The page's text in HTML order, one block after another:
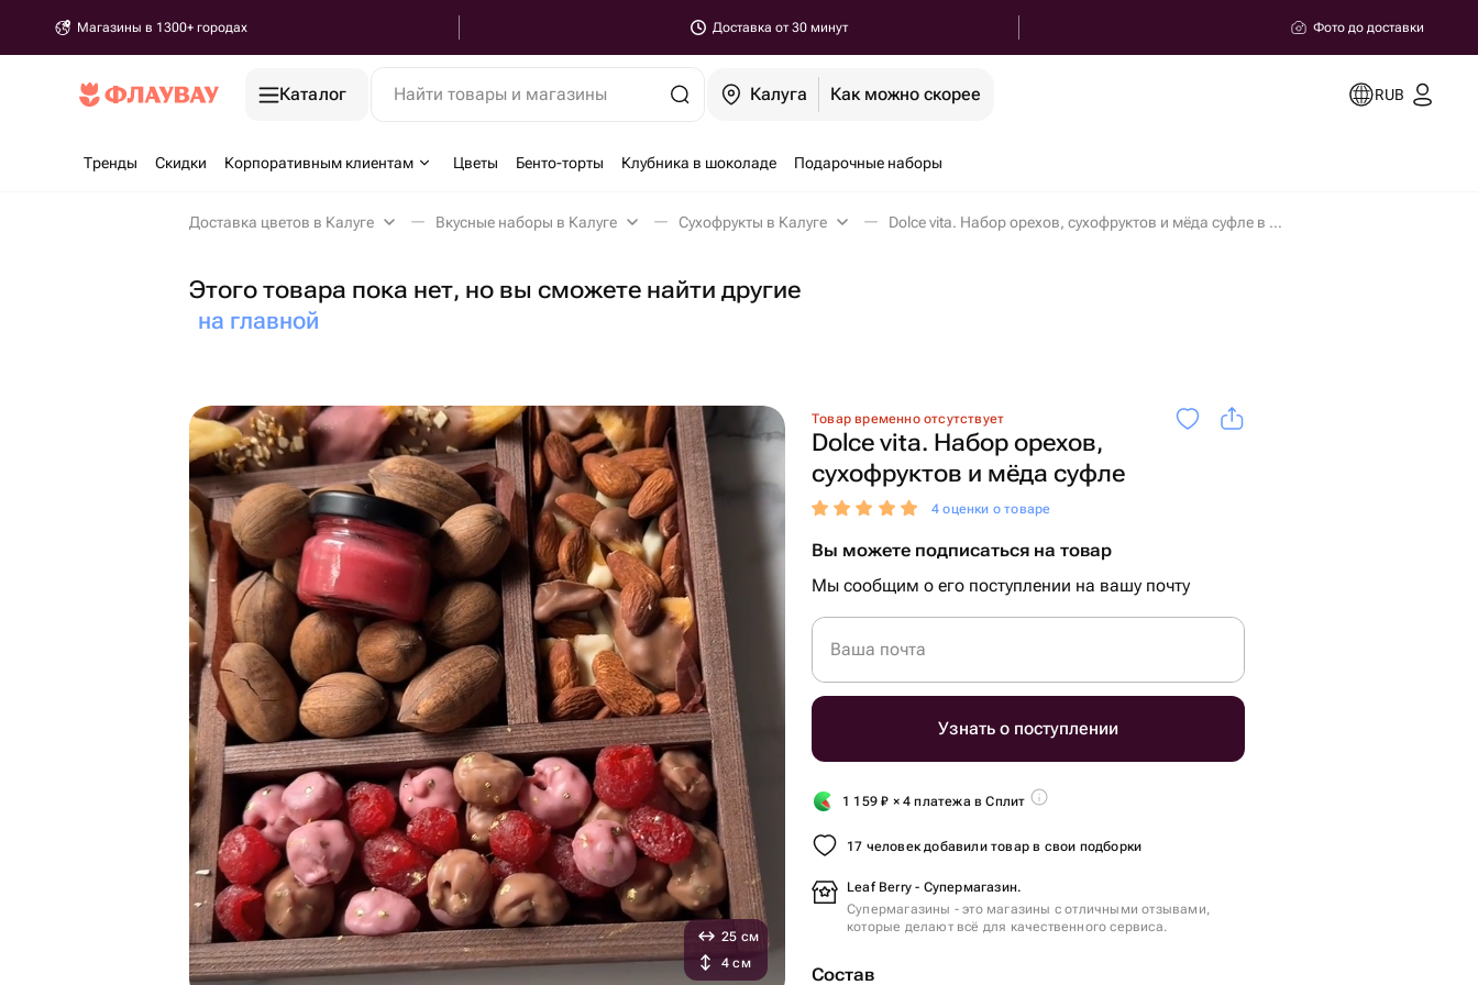
Магазины в 1300+ городах Доставка от 30 минут Фото до доставки
Каталог Найти товары и магазины Калуга Как можно скорее RUB
Тренды Скидки Корпоративным клиентам Цветы Бенто-торты Клубника в шоколаде Подарочные наборы
Доставка цветов в Калуге Вкусные наборы в Калуге Сухофрукты в Калуге Dolce vita. Набор орехов, сухофруктов и мёда суфле в Калуге
Этого товара пока нет, но вы сможете найти другие
на главной
Товар временно отсутствует
Dolce vita. Набор орехов,
сухофруктов и мёда суфле
4 оценки о товаре
Вы можете подписаться на товар
Мы сообщим о его поступлении на вашу почту
Ваша почта
Узнать о поступлении
1 159₽ × 4 платежа в Сплит
17 человек добавили товар в свои подборки
Leaf Berry - Супермагазин.
Супермагазины - это магазины с отличными отзывами,
которые делают всё для качественного сервиса.
Состав
25 см
4 см